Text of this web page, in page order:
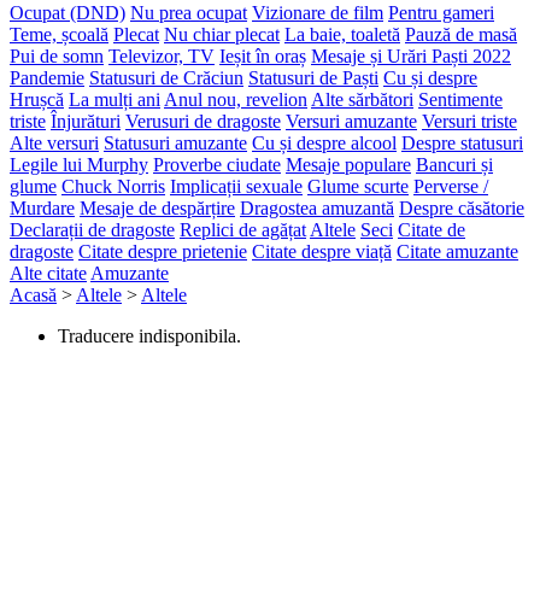
Ocupat (DND) Nu prea ocupat Vizionare de film Pentru gameri
Teme, școală Plecat Nu chiar plecat La baie, toaletă Pauză de masă
Pui de somn Televizor, TV Ieșit în oraș Mesaje și Urări Paști 2022
Pandemie Statusuri de Crăciun Statusuri de Paști Cu și despre
Hrușcă La mulți ani Anul nou, revelion Alte sărbători Sentimente
triste Înjurături Verusuri de dragoste Versuri amuzante Versuri triste
Alte versuri Statusuri amuzante Cu și despre alcool Despre statusuri
Legile lui Murphy Proverbe ciudate Mesaje populare Bancuri și
glume Chuck Norris Implicații sexuale Glume scurte Perverse /
Murdare Mesaje de despărțire Dragostea amuzantă Despre căsătorie
Declarații de dragoste Replici de agățat Altele Seci Citate de
dragoste Citate despre prietenie Citate despre viață Citate amuzante
Alte citate Amuzante
Acasă > Altele > Altele
Traducere indisponibila.